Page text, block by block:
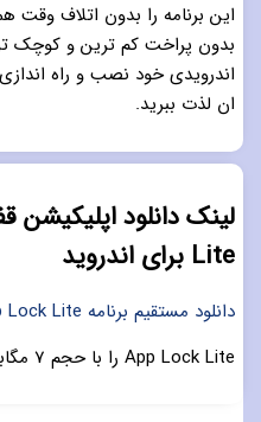
این برنامه را بدون اتلاف وقت
بدون پراخت کم ترین و کوچک
اندرویدی خود نصب و راه
ان لذت ببرید.
Lite برای اندروید
دانلود مستقیم برنامه App Lock Lite - نسخه 3.1.9
App Lock Lite را با حجم 7 مگابایت دانلود کنید.